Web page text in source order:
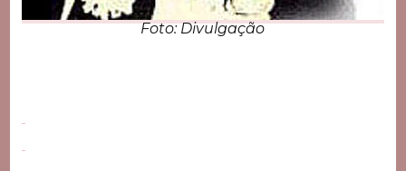
Foto: Divulgação